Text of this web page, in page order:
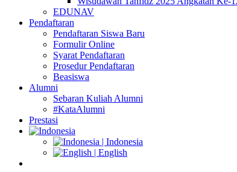
EDUNAV
Pendaftaran
Pendaftaran Siswa Baru
Formulir Online
Syarat Pendaftaran
Prosedur Pendaftaran
Beasiswa
Alumni
Sebaran Kuliah Alumni
#KataAlumni
Prestasi
| Indonesia
| English